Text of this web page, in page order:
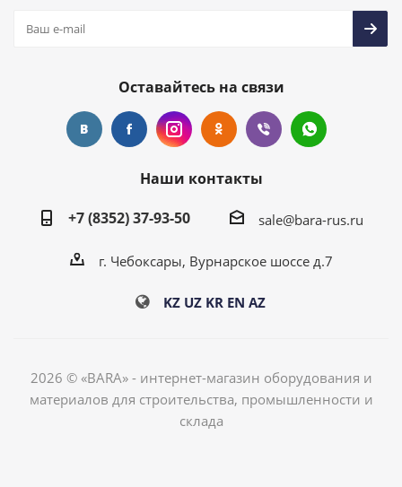
Оставайтесь на связи
Наши контакты
+7 (8352) 37-93-50
sale@bara-rus.ru
г. Чебоксары, Вурнарское шоссе д.7
KZ UZ KR EN AZ
2026 © «BARA» - интернет-магазин оборудования и
материалов для строительства, промышленности и
склада